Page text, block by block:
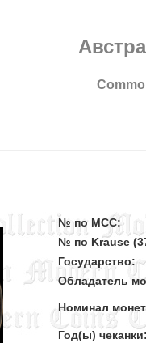
№ по MCC:
№ по Krause
Государство:
Обладатель
Номинал
Год(ы)